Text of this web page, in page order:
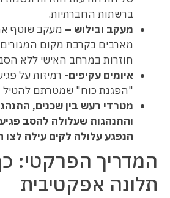
ברשתות החברתיות.
מעקב ובילוש –מעקב שוטף אחר
מארבים בקרבת מקום המגורים
חוזרות במרחב האישי ללא הסבר
איומים עקיפים-רמיזות על
"הפגנת כוח" שמטרתם להטיל
מטרדי רעש בין שכנים,
והתנהגות שעלולה להסב
הנפגע עלולה לקים עילה לצו
המדריך הפרקטי:
תלונה אפקטיבית